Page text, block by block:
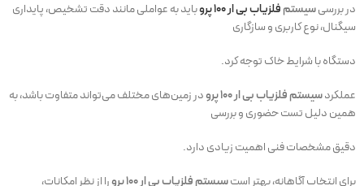
در بررسیسیستمفلزیاب بی ار 100 پرو
باید به عواملی مانند دقت تشخیص، پایداری
سیگنال، نوع کاربری و سازگاری
دستگاه با شرایط خاک توجه کرد.
عملکردسیستم فلزیاب بی ار 100 پرو
در زمین‌های مختلف می‌تواند متفاوت باشد، به
همین دلیل تست حضوری و بررسی
دقیق مشخصات فنی اهمیت زیادی دارد.
برای انتخاب آگاهانه، بهتر استسیستم فلزیاب بی ار 100 پرو
را از نظر امکانات،